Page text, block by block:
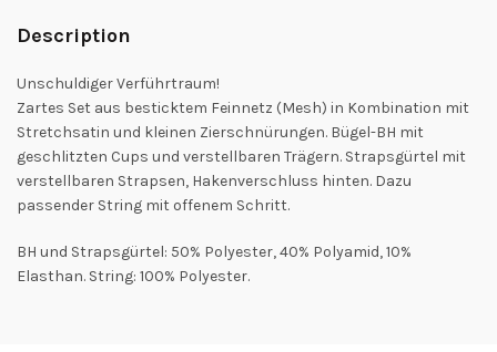
Description
Unschuldiger Verführtraum!
Zartes Set aus besticktem Feinnetz (Mesh) in Kombination mit
Stretchsatin und kleinen Zierschnürungen. Bügel-BH mit
geschlitzten Cups und verstellbaren Trägern. Strapsgürtel mit
verstellbaren Strapsen, Hakenverschluss hinten. Dazu
passender String mit offenem Schritt.
BH und Strapsgürtel: 50% Polyester, 40% Polyamid, 10%
Elasthan. String: 100% Polyester.